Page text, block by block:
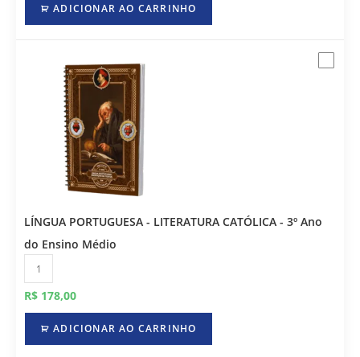
ADICIONAR AO CARRINHO
LÍNGUA PORTUGUESA - LITERATURA CATÓLICA - 3º Ano
do Ensino Médio
R$ 178,00
ADICIONAR AO CARRINHO